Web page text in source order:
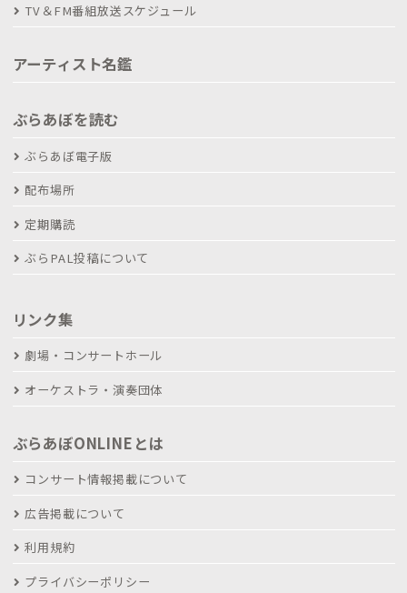
TV＆FM番組放送スケジュール
アーティスト名鑑
ぶらあぼを読む
ぶらあぼ電子版
配布場所
定期購読
ぶらPAL投稿について
リンク集
劇場・コンサートホール
オーケストラ・演奏団体
ぶらあぼONLINEとは
コンサート情報掲載について
広告掲載について
利用規約
プライバシーポリシー